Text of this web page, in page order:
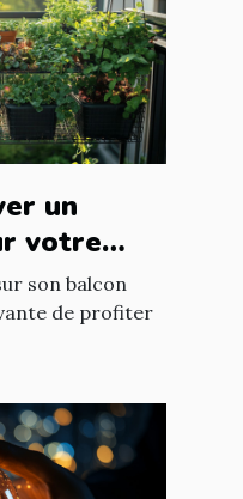
un
votre
son balcon
de profiter